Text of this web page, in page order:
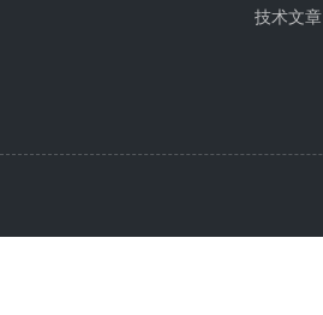
技术文章